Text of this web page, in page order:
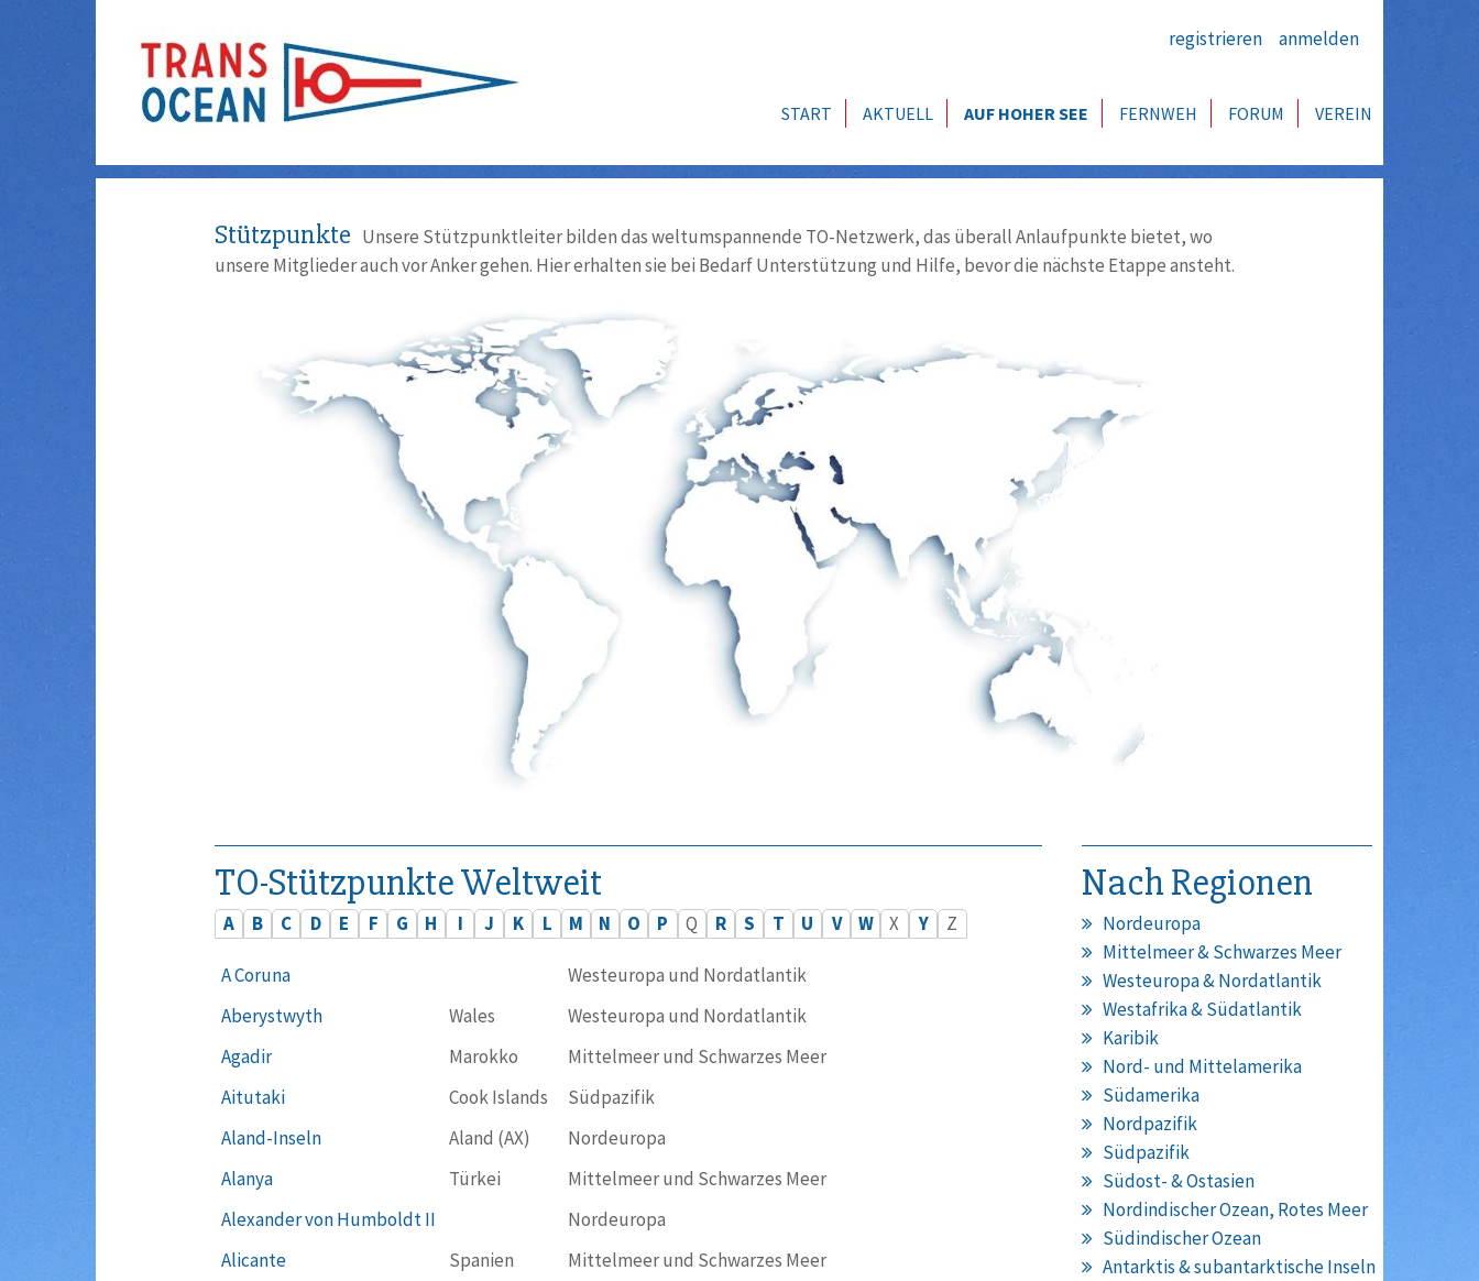
registrieren anmelden
START AKTUELL AUF HOHER SEE FERNWEH FORUM VEREIN
Stützpunkte Unsere Stützpunktleiter bilden das weltumspannende TO-Netzwerk, das überall Anlaufpunkte bietet, wo
unsere Mitglieder auch vor Anker gehen. Hier erhalten sie bei Bedarf Unterstützung und Hilfe, bevor die nächste Etappe ansteht.
TO-Stützpunkte Weltweit
A B C D E F G H I J K L M N O P Q R S T U V W X Y Z
A Coruna
Westeuropa und Nordatlantik
Aberystwyth
Wales
Westeuropa und Nordatlantik
Agadir
Marokko
Mittelmeer und Schwarzes Meer
Aitutaki
Cook Islands
Südpazifik
Aland-Inseln
Aland (AX)
Nordeuropa
Alanya
Türkei
Mittelmeer und Schwarzes Meer
Alexander von Humboldt II
Nordeuropa
Alicante
Spanien
Mittelmeer und Schwarzes Meer
Nach Regionen
Nordeuropa
Mittelmeer & Schwarzes Meer
Westeuropa & Nordatlantik
Westafrika & Südatlantik
Karibik
Nord- und Mittelamerika
Südamerika
Nordpazifik
Südpazifik
Südost- & Ostasien
Nordindischer Ozean, Rotes Meer
Südindischer Ozean
Antarktis & subantarktische Inseln